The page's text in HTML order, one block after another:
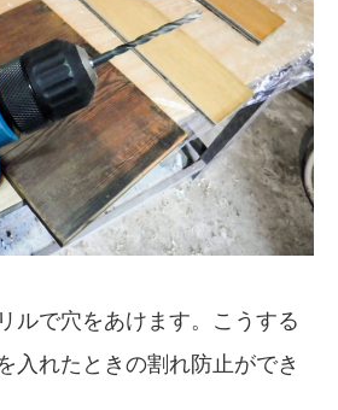
ルで穴をあけます。こうする
入れたときの割れ防止ができ